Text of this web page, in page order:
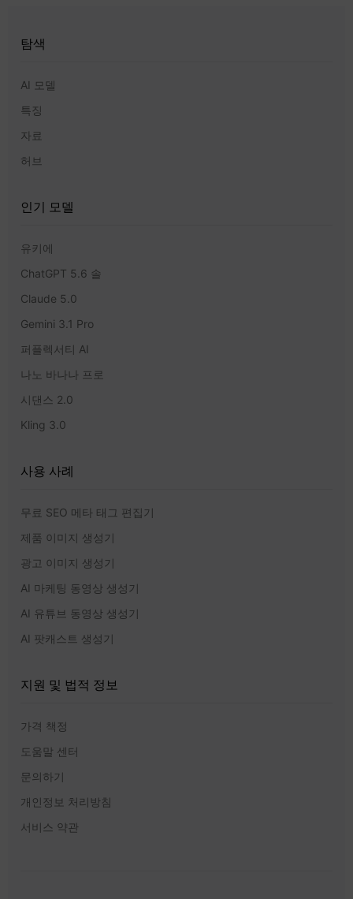
탐색
AI 모델
특징
자료
허브
인기 모델
유키에
ChatGPT 5.6 솔
Claude 5.0
Gemini 3.1 Pro
퍼플렉서티 AI
나노 바나나 프로
시댄스 2.0
Kling 3.0
사용 사례
무료 SEO 메타 태그 편집기
제품 이미지 생성기
광고 이미지 생성기
AI 마케팅 동영상 생성기
AI 유튜브 동영상 생성기
AI 팟캐스트 생성기
지원 및 법적 정보
가격 책정
도움말 센터
문의하기
개인정보 처리방침
서비스 약관